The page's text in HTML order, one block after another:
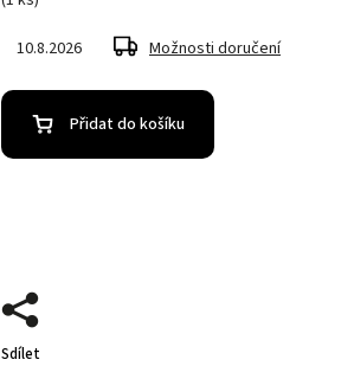
10.8.2026 Možnosti doručení
Přidat do košíku
Sdílet